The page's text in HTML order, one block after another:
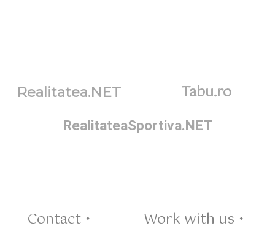
Realitatea.NET Tabu.ro
RealitateaSportiva.NET
Contact • Work with us •